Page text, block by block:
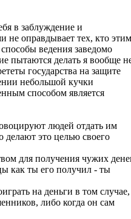
в заблуждение и
не оправдывает тех, кто этим
ведения заведомо
пытаются делать я вообще
государства на защите
небольшой кучки
способом является
людей отдать им
делают это целью своего
для получения чужих
как ты его получил - ты
на деньги в том случае,
либо когда он сам